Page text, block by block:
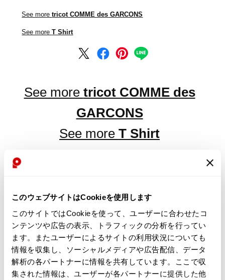
このウェブサイトはCookieを使用します
このサイトではCookieを使って、ユーザーに合わせたコ
ンテンツや広告の表示、トラフィックの分析を行ってい
ます。またユーザーによるサイトの利用状況についても
情報を収集し、ソーシャルメディアや広告配信、データ
解析の各パートナーに情報を共有しています。ここで収
集された情報は、ユーザーが各パートナーに提供した他
See moretricot COMME des GARCONS
See moreT Shirt
See more tricot COMME des
GARCONS
See moreT Shirt
tricot COMME des
GARCONS Dyed Center
Stitch T-shirt Black S